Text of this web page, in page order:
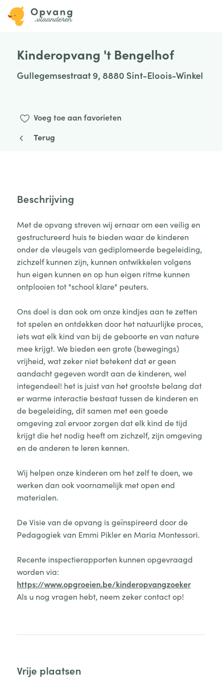
Kinderopvang 't Bengelhof
Gullegemsestraat 9, 8880 Sint-Eloois-Winkel
Voeg toe aan favorieten
Terug
Beschrijving
Met de opvang streven wij ernaar om een veilig en
gestructureerd huis te bieden waar de kinderen
onder de vleugels van gediplomeerde begeleiding,
zichzelf kunnen zijn, kunnen ontwikkelen volgens
hun eigen kunnen en op hun eigen ritme kunnen
ontplooien tot "school klare" peuters.
Ons doel is dan ook om onze kindjes aan te zetten
tot spelen en ontdekken door het natuurlijke proces,
iets wat elk kind van bij de geboorte en van nature
mee krijgt. We bieden een grote (bewegings)
vrijheid, wat zeker niet betekent dat er geen
aandacht gegeven wordt aan de kinderen, wel
integendeel! het is juist van het grootste belang dat
er warme interactie bestaat tussen de kinderen en
de begeleiding, dit samen met een goede
omgeving zal ervoor zorgen dat elk kind de tijd
krijgt die het nodig heeft om zichzelf, zijn omgeving
en de anderen te leren kennen.
Wij helpen onze kinderen om het zelf te doen, we
werken dan ook voornamelijk met open end
materialen.
De Visie van de opvang is geïnspireerd door de
Pedagogiek van Emmi Pikler en Maria Montessori.
Recente inspectierapporten kunnen opgevraagd
worden via:
https://www.opgroeien.be/kinderopvangzoeker
Als u nog vragen hebt, neem zeker contact op!
Vrije plaatsen